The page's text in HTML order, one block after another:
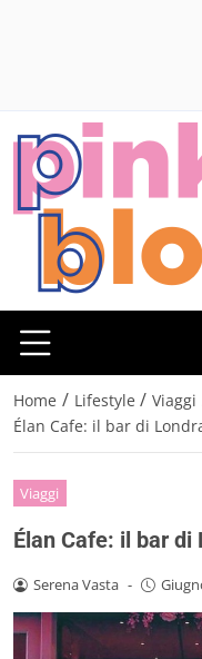
Home / Lifestyle / Viaggi
Élan Cafe: il bar di
Viaggi
Élan Cafe: il bar
Serena Vasta -